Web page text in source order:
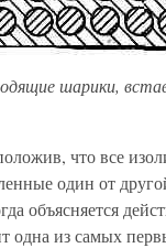
шарики,
что все
один от
объясняется
из самых